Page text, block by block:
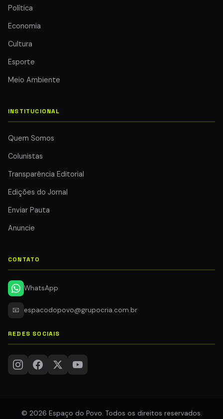
Política
Economia
Cultura
Esporte
Meio Ambiente
INSTITUCIONAL
Quem Somos
Colunistas
Transparência Editorial
Edições do Jornal
Enviar Pauta
Anuncie
CONTATO
WhatsApp
📧 espacodopovo@grupocria.com.br
REDES SOCIAIS
© 2026 Espaço do Povo. Todos os direitos reservados.